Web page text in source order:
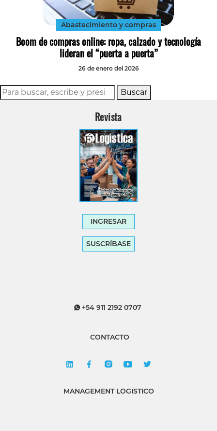
Abastecimiento y compras
Boom de compras online: ropa, calzado y tecnología
lideran el “puerta a puerta”
26 de enero del 2026
Buscar
Revista
INGRESAR
SUSCRÍBASE
+54 911 2192 0707
CONTACTO
MANAGEMENT LOGISTICO